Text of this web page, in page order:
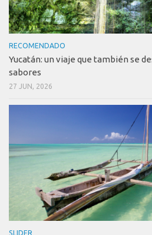
RECOMENDADO
Yucatán: un viaje que también se
sabores
27 JUN, 2026
SLIDER